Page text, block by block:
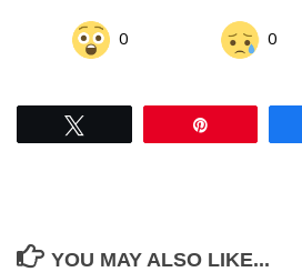
0 0
YOU MAY ALSO LIKE...